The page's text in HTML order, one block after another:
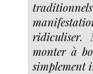
ridiculiser.
monter à
simplement